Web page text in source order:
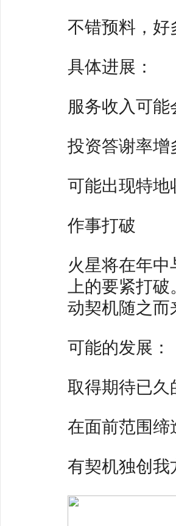
不错预料，好
具体进展：
服务收入可
投资答谢率增
可能出现特地
作事打破
火星将在年
上的要紧打
动契机随之而
可能的发展：
取得期待已久
在面前范围缔
有契机独创我